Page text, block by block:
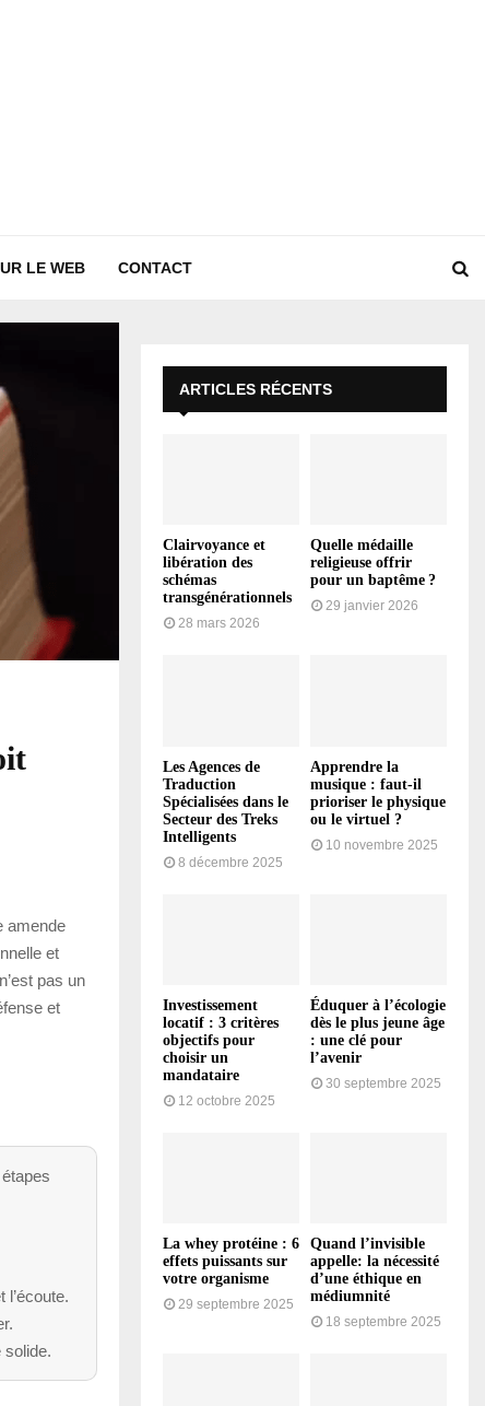
LE WEB CONTACT
amende
et
pas un
et
solide.
ARTICLES RÉCENTS
Clairvoyance et
libération des
schémas
transgénérationnels
28 mars 2026
Quelle médaille
religieuse offrir
pour un baptême ?
29 janvier 2026
Les Agences de
Traduction
Spécialisées dans le
Secteur des Treks
Intelligents
8 décembre 2025
Apprendre la
musique : faut-il
prioriser le physique
ou le virtuel ?
10 novembre 2025
Investissement
locatif : 3 critères
objectifs pour
choisir un
mandataire
12 octobre 2025
Éduquer à l’écologie
dès le plus jeune âge
: une clé pour
l’avenir
30 septembre 2025
La whey protéine : 6
effets puissants sur
votre organisme
29 septembre 2025
Quand l’invisible
appelle: la nécessité
d’une éthique en
médiumnité
18 septembre 2025